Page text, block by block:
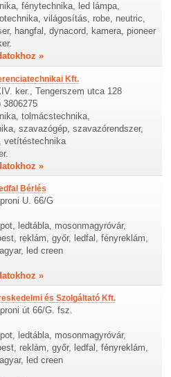
fénytechnika, led lámpa,
világosítás, robe, neutric,
hangfal, dynacord, kamera, pioneer
»
Kft.
ker., Tengerszem utca 128
3806275
tolmácstechnika,
szavazógép, szavazórendszer,
vetítéstechnika
»
Bérlés
U. 66/G
ledtábla, mosonmagyróvár,
reklám, győr, ledfal, fényreklám,
led creen
»
és Szolgáltató Kft.
út 66/G. fsz.
ledtábla, mosonmagyróvár,
reklám, győr, ledfal, fényreklám,
led creen